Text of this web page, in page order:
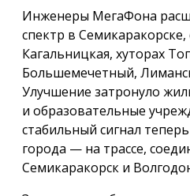
Инженеры МегаФона
спектр в
Кагальницкая, хуторах
Большемечетный,
Улучшение затронуло
и образовательные
стабильный сигнал
города — на трассе,
Семикаракорск и